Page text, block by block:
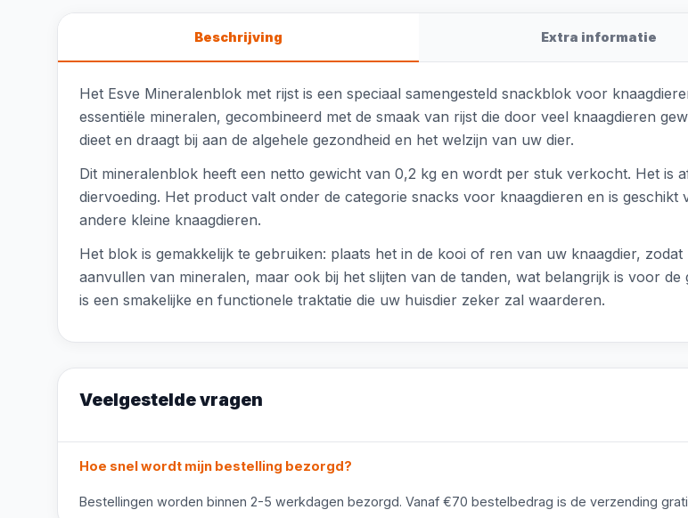
Beschrijving Extra informatie
Het Esve Mineralenblok met rijst is een speciaal samengesteld snackblok voor
essentiële mineralen, gecombineerd met de smaak van rijst die door veel knaagdieren
dieet en draagt bij aan de algehele gezondheid en het welzijn van uw dier.
Dit mineralenblok heeft een netto gewicht van 0,2 kg en wordt per stuk verkocht. Het is
diervoeding. Het product valt onder de categorie snacks voor knaagdieren en is
andere kleine knaagdieren.
Het blok is gemakkelijk te gebruiken: plaats het in de kooi of ren van uw knaagdier,
aanvullen van mineralen, maar ook bij het slijten van de tanden, wat belangrijk is voor
is een smakelijke en functionele traktatie die uw huisdier zeker zal waarderen.
Veelgestelde vragen
Hoe snel wordt mijn bestelling bezorgd?
Bestellingen worden binnen 2-5 werkdagen bezorgd. Vanaf €70 bestelbedrag is de verzending